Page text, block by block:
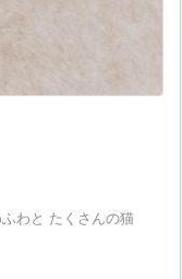
わと たくさんの猫